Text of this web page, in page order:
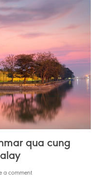
qua cung
a comment